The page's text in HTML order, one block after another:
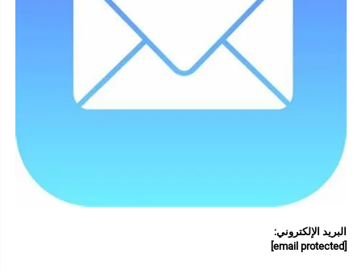
البريد الإلكتروني: